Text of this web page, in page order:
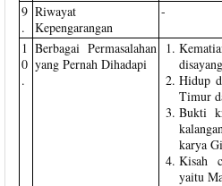
9
.
Riwayat
Kepengarangan
-
1
0
.
Berbagai Permasalahan
yang Pernah Dihadapi
Hidup
Timur
Bukti
karya
Kisah
yaitu